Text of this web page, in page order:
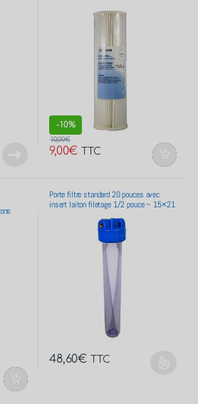
-10%
9,00€
10,00€
TTC
Porte filtre standard 20 pouces avec
insert laiton filetage 1/2 pouce – 15×21
48,60€ TTC